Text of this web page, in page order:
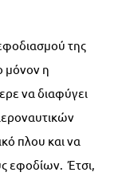
της
μόνον η
να διαφύγει
πλου και να
εφοδίων. Έτσι,